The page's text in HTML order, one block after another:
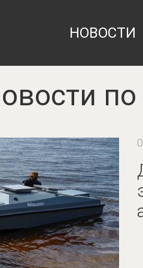
НОВОСТИ